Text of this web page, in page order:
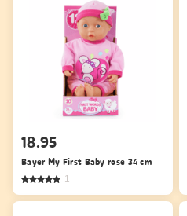
18.95
Bayer My First Baby rose 34 cm
1